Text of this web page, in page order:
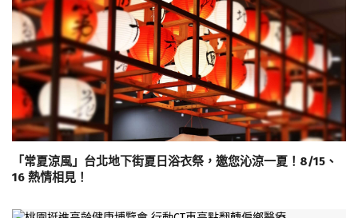
「常夏涼風」台北地下街夏日浴衣祭，邀您沁涼一夏！8/15、
16 熱情相見！